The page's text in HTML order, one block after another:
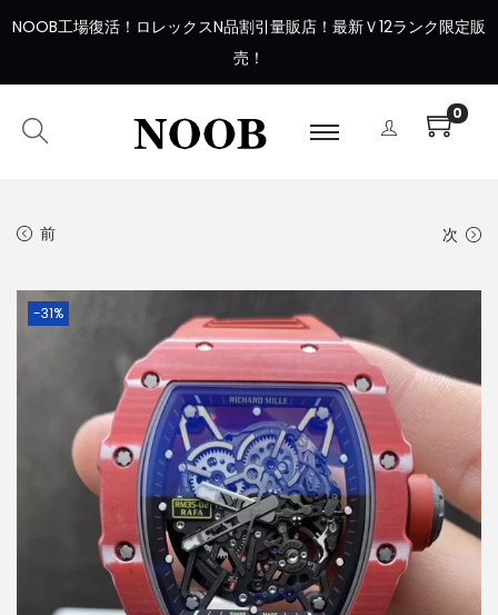
NOOB工場復活 ！ ロレックスN品割引量販店！最新Ｖ12ランク限定販
売！
0
前 次
-31%